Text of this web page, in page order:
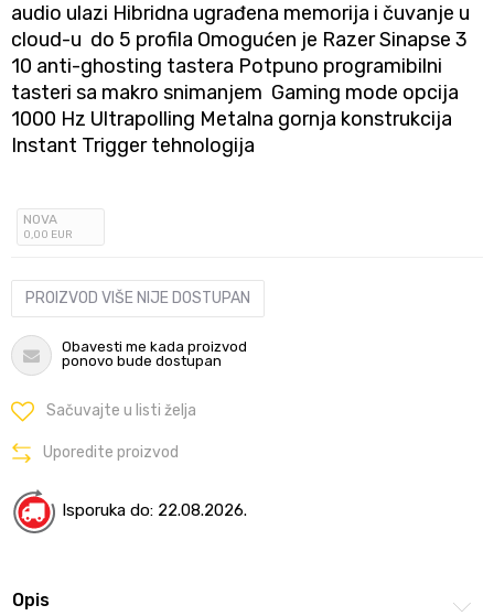
audio ulazi Hibridna ugrađena memorija i čuvanje u
cloud-u do 5 profila Omogućen je Razer Sinapse 3
10 anti-ghosting tastera Potpuno programibilni
tasteri sa makro snimanjem Gaming mode opcija
1000 Hz Ultrapolling Metalna gornja konstrukcija
Instant Trigger tehnologija
NOVA
0,00 EUR
PROIZVOD VIŠE NIJE DOSTUPAN
Obavesti me kada proizvod
ponovo bude dostupan
Sačuvajte u listi želja
Uporedite proizvod
Isporuka do: 22.08.2026.
Opis